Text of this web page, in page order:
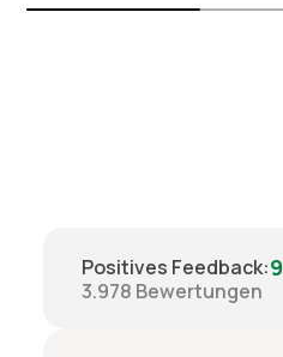
Positives Feedback:
3.978 Bewertungen